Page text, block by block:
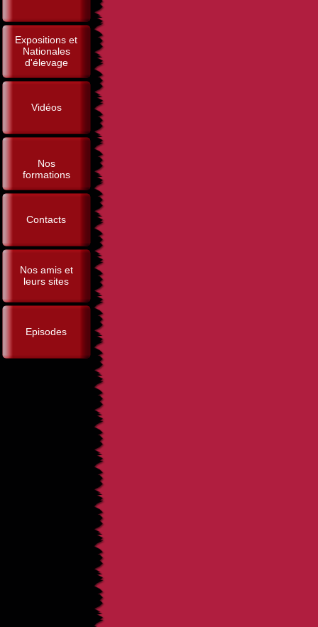
Expositions et
Nationales
d'élevage
Vidéos
Nos
formations
Contacts
Nos amis et
leurs sites
Episodes